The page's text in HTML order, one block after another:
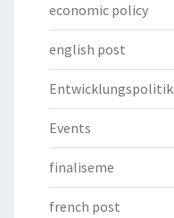
economic policy
english post
Entwicklungspolitik
Events
finaliseme
french post